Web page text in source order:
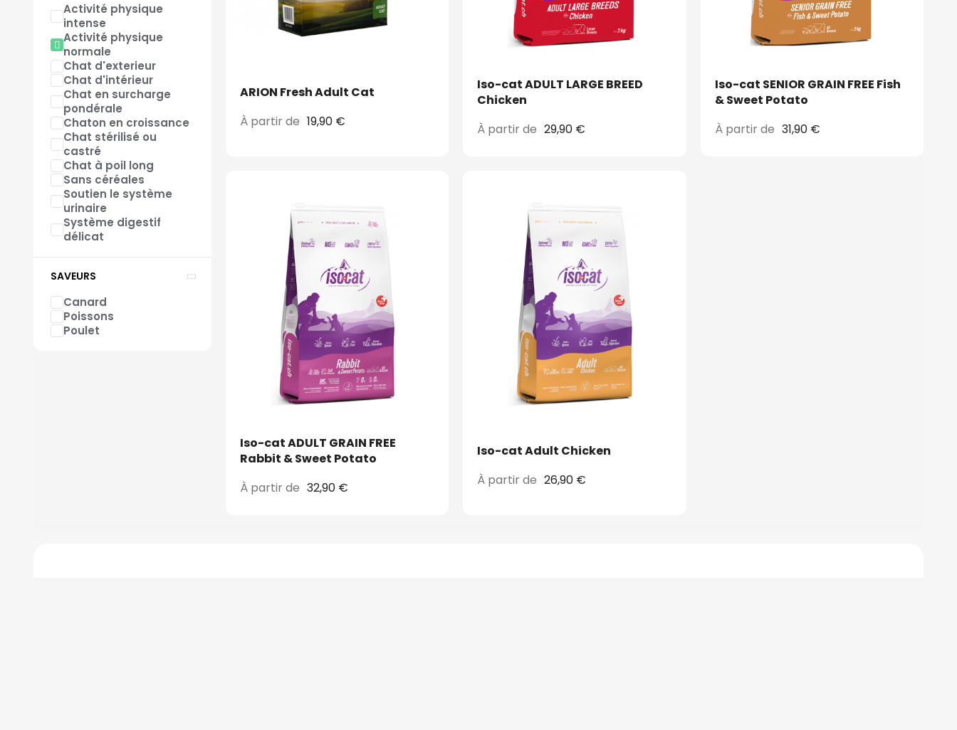
Activité physique
intense
Activité physique
normale
Chat d'exterieur
Chat d'intérieur
Chat en surcharge
pondérale
Chaton en croissance
Chat stérilisé ou
castré
Chat à poil long
Sans céréales
Soutien le système
urinaire
Système digestif
délicat
SAVEURS
Canard
Poissons
Poulet
ARION Fresh Adult Cat
À partir de 19,90 €
Iso-cat ADULT LARGE BREED
Chicken
À partir de 29,90 €
Iso-cat SENIOR GRAIN FREE Fish
& Sweet Potato
À partir de 31,90 €
Iso-cat ADULT GRAIN FREE
Rabbit & Sweet Potato
À partir de 32,90 €
Iso-cat Adult Chicken
À partir de 26,90 €